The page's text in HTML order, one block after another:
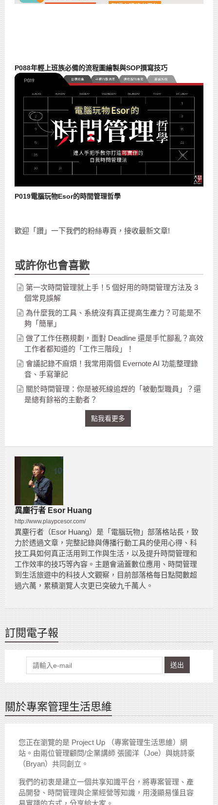
P088年輕上班族必備的流程圖繪製與SOP撰寫技巧
P019電腦玩物Esor的時間管理哲學
歡迎「讚」一下我們的粉絲專頁，接收最新文章!
或許你也會喜歡
第一次時間管理就上手！5 個好用的時間管理方法及 3
個常見誤解
為什麼我的工具、系統沒有真正提高生產力？可能是不
夠「簡單」
做了工作任務規劃，面對 Deadline 還是手忙腳亂？高效
工作者都知道的「工作三階段」！
會議記錄不麻煩！我常用兩個 Evernote AI 功能整理錄
音、手寫筆記
關於時間管理：你是被死線追趕的「被動型職員」？還
是總有餘裕的主動者？
點我看更多
異塵行者 Esor Huang
http://www.playpcesor.com/
異塵行者（Esor Huang）是「電腦玩物」部落格站長，致
力於透過文章，完整記錄與傳播行動工具的使用心得、科
技工具如何真正活用到工作與生活，以及提升時間管理和
工作效率的技巧等內容。主題會涵蓋數位應用、時間管理
到生活旅遊中的科技人文觀察，目前部落格每日點閱數超
過六萬，累積瀏覽人次更已突破九千萬人。
訂閱電子報
送出
關於專案管理生活思維
您正在瀏覽的是 Project Up （專案管理生活思維）網
站。由兩位管理顧問/企業講師 張國洋（Joe）與姚詩豪
（Bryan）共同創立。
我們的初衷是建立一個共享知識平台，將專案管理、產
品開發、時間管理與企業經營等知識，用淺顯易懂且容